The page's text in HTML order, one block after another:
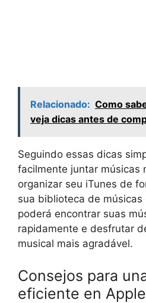
Relacionado: Como
veja dicas antes de
Seguindo essas dicas
facilmente juntar músicas
organizar seu iTunes de
sua biblioteca de músicas
poderá encontrar suas
rapidamente e desfrutar
musical mais agradável.
Consejos para
eficiente en